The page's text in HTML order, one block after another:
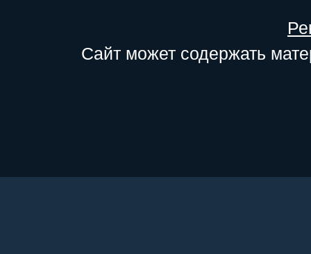
Сайт может содержать